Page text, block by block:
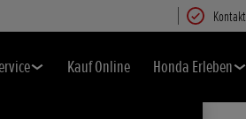
Kontakt
Kauf Online Honda Erleben